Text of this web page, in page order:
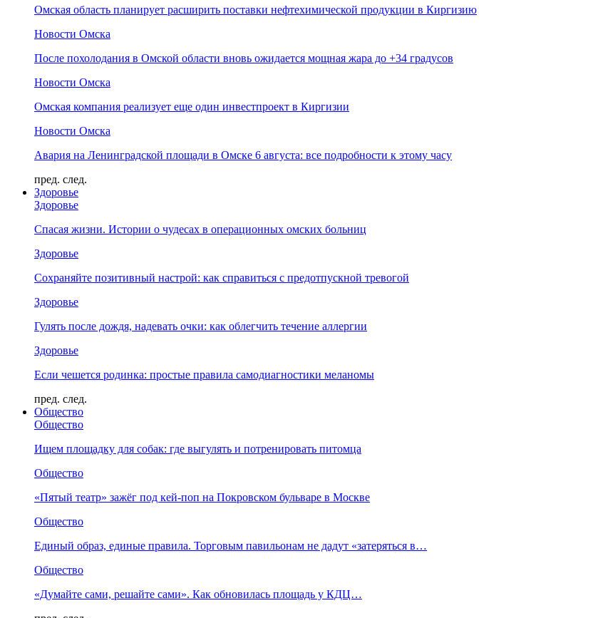
Омская область планирует расширить поставки нефтехимической продукции в Киргизию
Новости Омска
После похолодания в Омской области вновь ожидается мощная жара до +34 градусов
Новости Омска
Омская компания реализует еще один инвестпроект в Киргизии
Новости Омска
Авария на Ленинградской площади в Омске 6 августа: все подробности к этому часу
пред. след.
Здоровье
Здоровье
Спасая жизни. Истории о чудесах в операционных омских больниц
Здоровье
Сохраняйте позитивный настрой: как справиться с предотпускной тревогой
Здоровье
Гулять после дождя, надевать очки: как облегчить течение аллергии
Здоровье
Если чешется родинка: простые правила самодиагностики меланомы
пред. след.
Общество
Общество
Ищем площадку для собак: где выгулять и потренировать питомца
Общество
«Пятый театр» зажёг под кей-поп на Покровском бульваре в Москве
Общество
Единый образ, единые правила. Торговым павильонам не дадут «затеряться в…
Общество
«Думайте сами, решайте сами». Как обновилась площадь у КДЦ…